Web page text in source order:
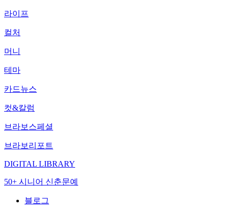
라이프
컬처
머니
테마
카드뉴스
컷&칼럼
브라보스페셜
브라보리포트
DIGITAL LIBRARY
50+ 시니어 신춘문예
블로그